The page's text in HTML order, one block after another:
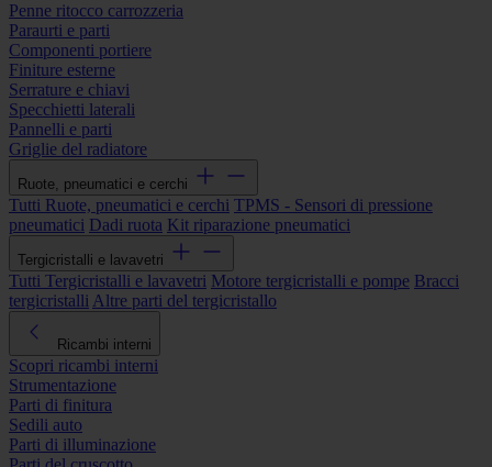
Penne ritocco carrozzeria
Paraurti e parti
Componenti portiere
Finiture esterne
Serrature e chiavi
Specchietti laterali
Pannelli e parti
Griglie del radiatore
Ruote, pneumatici e cerchi
Tutti Ruote, pneumatici e cerchi TPMS - Sensori di pressione
pneumatici Dadi ruota Kit riparazione pneumatici
Tergicristalli e lavavetri
Tutti Tergicristalli e lavavetri Motore tergicristalli e pompe Bracci
tergicristalli Altre parti del tergicristallo
Ricambi interni
Scopri ricambi interni
Strumentazione
Parti di finitura
Sedili auto
Parti di illuminazione